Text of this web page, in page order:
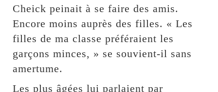
Cheick peinait à se faire des amis.
Encore moins auprès des filles. « Les
filles de ma classe préféraient les
garçons minces, » se souvient-il sans
amertume.
Les plus âgées lui parlaient par